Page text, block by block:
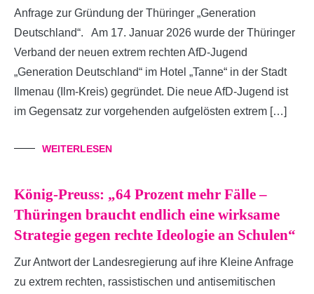
Anfrage zur Gründung der Thüringer „Generation
Deutschland“. Am 17. Januar 2026 wurde der Thüringer
Verband der neuen extrem rechten AfD-Jugend
„Generation Deutschland“ im Hotel „Tanne“ in der Stadt
Ilmenau (Ilm-Kreis) gegründet. Die neue AfD-Jugend ist
im Gegensatz zur vorgehenden aufgelösten extrem […]
WEITERLESEN
König-Preuss: „64 Prozent mehr Fälle –
Thüringen braucht endlich eine wirksame
Strategie gegen rechte Ideologie an Schulen“
Zur Antwort der Landesregierung auf ihre Kleine Anfrage
zu extrem rechten, rassistischen und antisemitischen